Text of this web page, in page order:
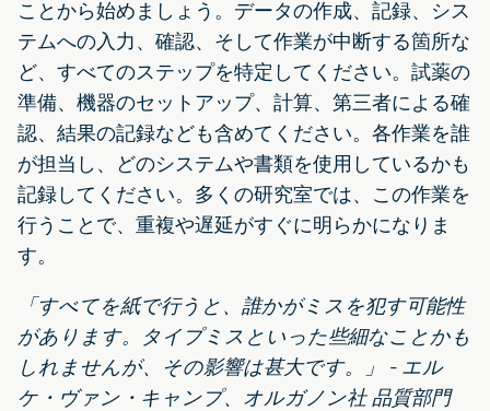
ことから始めましょう。データの作成、記録、シス
テムへの入力、確認、そして作業が中断する箇所な
ど、すべてのステップを特定してください。試薬の
準備、機器のセットアップ、計算、第三者による確
認、結果の記録なども含めてください。各作業を誰
が担当し、どのシステムや書類を使用しているかも
記録してください。多くの研究室では、この作業を
行うことで、重複や遅延がすぐに明らかになりま
す。
「すべてを紙で行うと、誰かがミスを犯す可能性
があります。タイプミスといった些細なことかも
しれませんが、その影響は甚大です。」 - エル
ケ・ヴァン・キャンプ、オルガノン社 品質部門